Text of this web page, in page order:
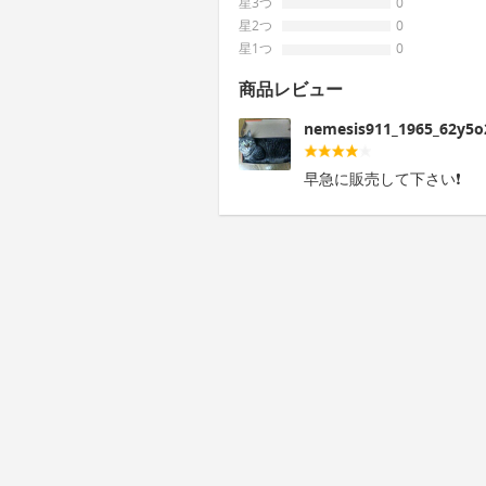
星2つ
0
星1つ
0
商品レビュー
早急に販売して下さい❗️